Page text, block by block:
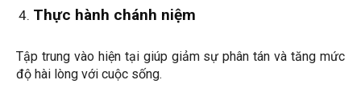
Thực hành chánh niệm
Tập trung vào hiện tại giúp giảm sự phân tán và tăng mức
độ hài lòng với cuộc sống.